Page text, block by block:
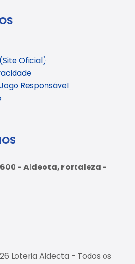
Oficial)
Responsável
600 - Aldeota, Fortaleza -
Loteria Aldeota - Todos os